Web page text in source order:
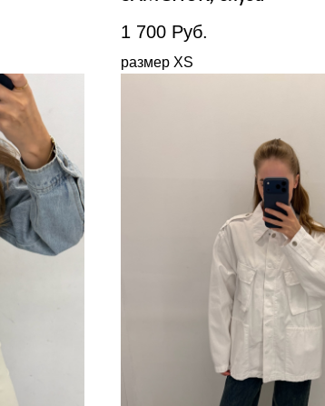
1 700 Руб.
размер XS